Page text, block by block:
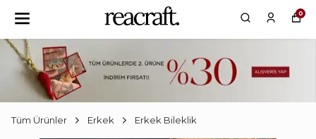
0
Tüm Ürünler Erkek Erkek Bileklik